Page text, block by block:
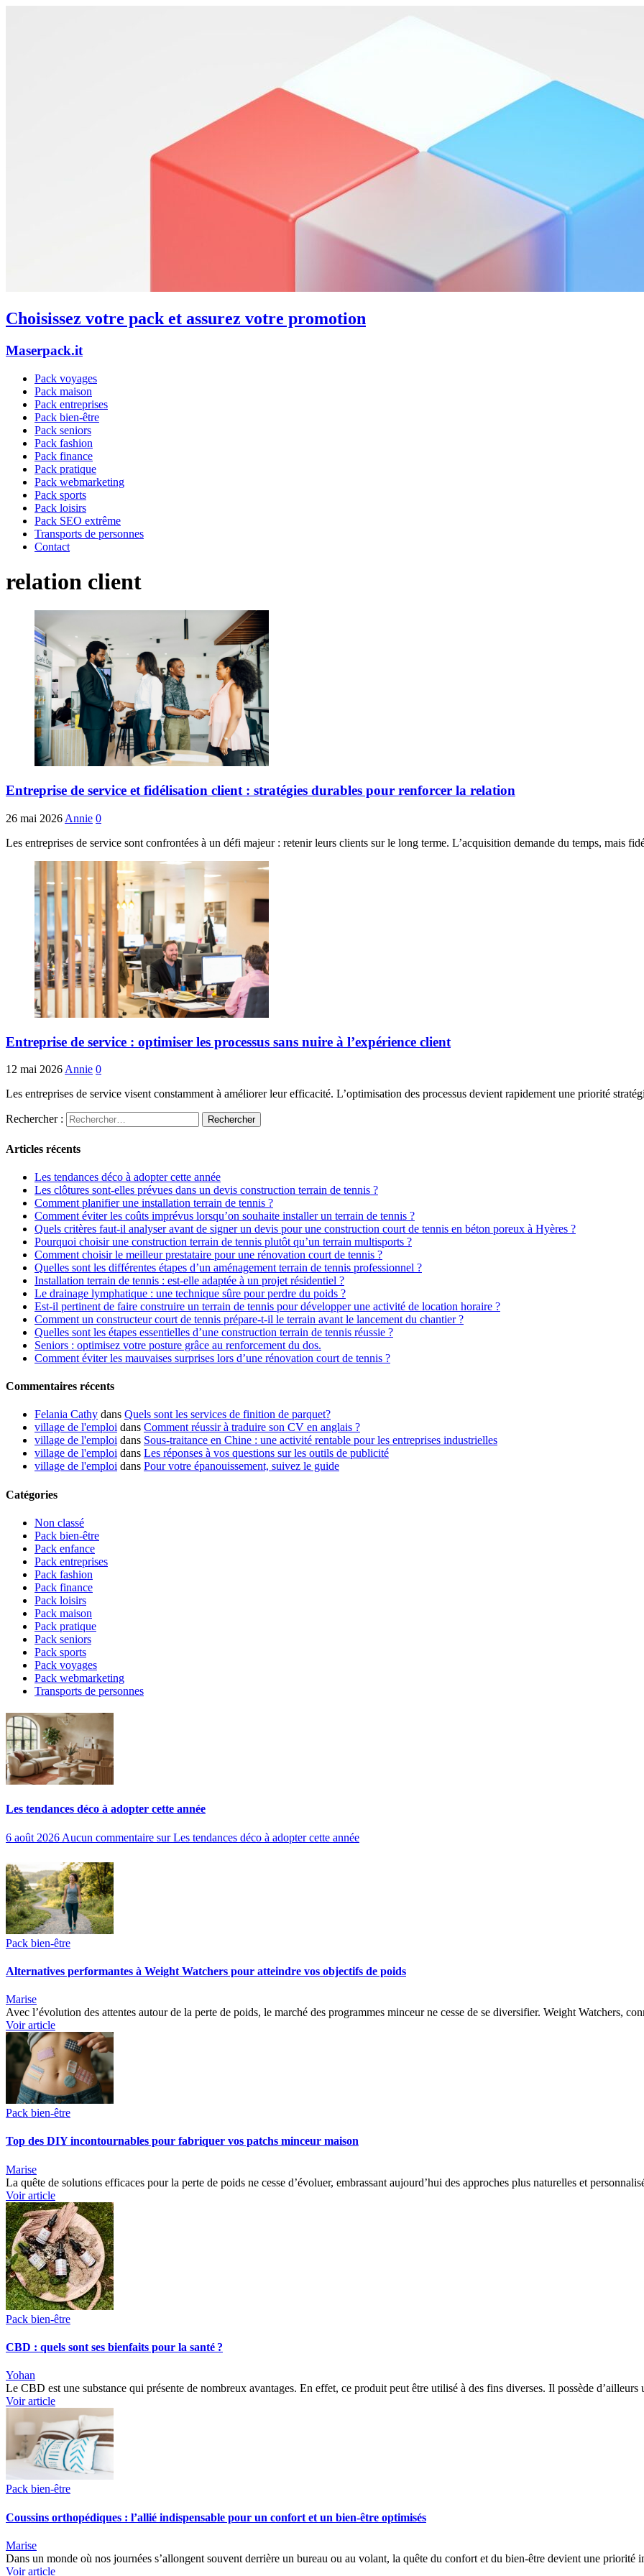
Choisissez votre pack et assurez votre promotion
Maserpack.it
Pack voyages
Pack maison
Pack entreprises
Pack bien-être
Pack seniors
Pack fashion
Pack finance
Pack pratique
Pack webmarketing
Pack sports
Pack loisirs
Pack SEO extrême
Transports de personnes
Contact
relation client
Entreprise de service et fidélisation client : stratégies durables pour renforcer la relation
26 mai 2026 Annie 0
Les entreprises de service sont confrontées à un défi majeur : retenir leurs clients sur le long terme. L’acquisition demande du temps, mais
Entreprise de service : optimiser les processus sans nuire à l’expérience client
12 mai 2026 Annie 0
Les entreprises de service visent constamment à améliorer leur efficacité. L’optimisation des processus devient rapidement une priorité
Rechercher :
Articles récents
Les tendances déco à adopter cette année
Les clôtures sont-elles prévues dans un devis construction terrain de tennis ?
Comment planifier une installation terrain de tennis ?
Comment éviter les coûts imprévus lorsqu’on souhaite installer un terrain de tennis ?
Quels critères faut-il analyser avant de signer un devis pour une construction court de tennis en béton poreux à Hyères ?
Pourquoi choisir une construction terrain de tennis plutôt qu’un terrain multisports ?
Comment choisir le meilleur prestataire pour une rénovation court de tennis ?
Quelles sont les différentes étapes d’un aménagement terrain de tennis professionnel ?
Installation terrain de tennis : est-elle adaptée à un projet résidentiel ?
Le drainage lymphatique : une technique sûre pour perdre du poids ?
Est-il pertinent de faire construire un terrain de tennis pour développer une activité de location horaire ?
Comment un constructeur court de tennis prépare-t-il le terrain avant le lancement du chantier ?
Quelles sont les étapes essentielles d’une construction terrain de tennis réussie ?
Seniors : optimisez votre posture grâce au renforcement du dos.
Comment éviter les mauvaises surprises lors d’une rénovation court de tennis ?
Commentaires récents
Felania Cathy dans Quels sont les services de finition de parquet?
village de l'emploi dans Comment réussir à traduire son CV en anglais ?
village de l'emploi dans Sous-traitance en Chine : une activité rentable pour les entreprises industrielles
village de l'emploi dans Les réponses à vos questions sur les outils de publicité
village de l'emploi dans Pour votre épanouissement, suivez le guide
Catégories
Non classé
Pack bien-être
Pack enfance
Pack entreprises
Pack fashion
Pack finance
Pack loisirs
Pack maison
Pack pratique
Pack seniors
Pack sports
Pack voyages
Pack webmarketing
Transports de personnes
Les tendances déco à adopter cette année
6 août 2026 Aucun commentaire sur Les tendances déco à adopter cette année
Pack bien-être
Alternatives performantes à Weight Watchers pour atteindre vos objectifs de poids
Marise
Avec l’évolution des attentes autour de la perte de poids, le marché des programmes minceur ne cesse de se diversifier. Weight Watchers,
Voir article
Pack bien-être
Top des DIY incontournables pour fabriquer vos patchs minceur maison
Marise
La quête de solutions efficaces pour la perte de poids ne cesse d’évoluer, embrassant aujourd’hui des approches plus naturelles et
Voir article
Pack bien-être
CBD : quels sont ses bienfaits pour la santé ?
Yohan
Le CBD est une substance qui présente de nombreux avantages. En effet, ce produit peut être utilisé à des fins diverses. Il possède
Voir article
Pack bien-être
Coussins orthopédiques : l’allié indispensable pour un confort et un bien-être optimisés
Marise
Dans un monde où nos journées s’allongent souvent derrière un bureau ou au volant, la quête du confort et du bien-être devient une
Voir article